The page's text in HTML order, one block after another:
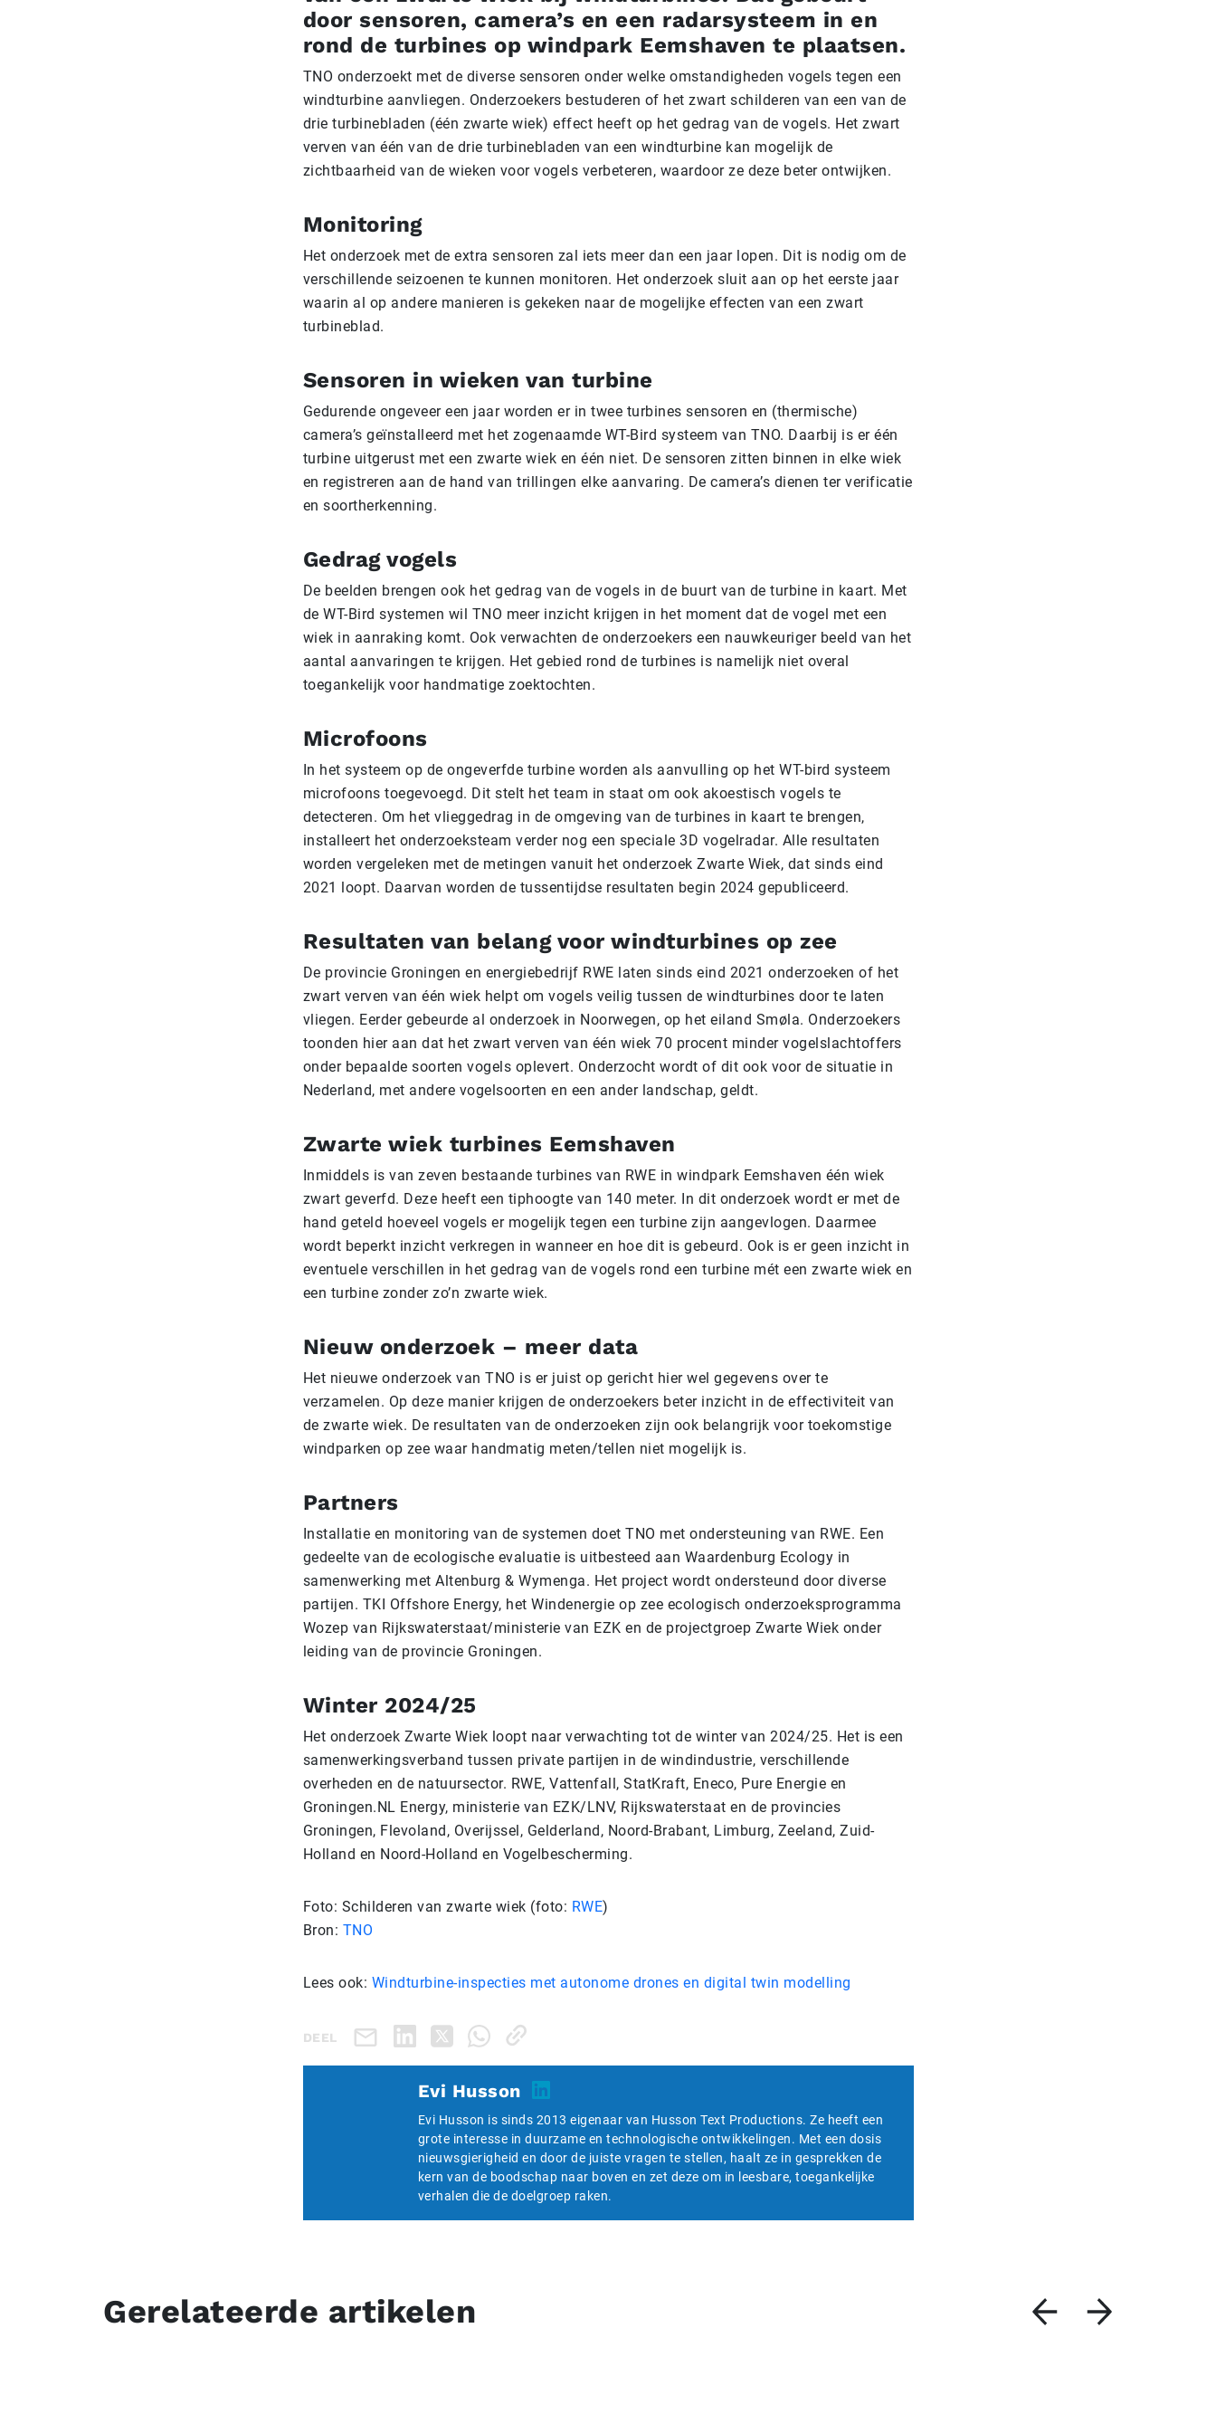
door sensoren, camera’s en een radarsysteem in en
rond de turbines op windpark Eemshaven te plaatsen.
TNO onderzoekt met de diverse sensoren onder welke omstandigheden vogels tegen een
windturbine aanvliegen. Onderzoekers bestuderen of het zwart schilderen van een van de
drie turbinebladen (één zwarte wiek) effect heeft op het gedrag van de vogels. Het zwart
verven van één van de drie turbinebladen van een windturbine kan mogelijk de
zichtbaarheid van de wieken voor vogels verbeteren, waardoor ze deze beter ontwijken.
Monitoring
Het onderzoek met de extra sensoren zal iets meer dan een jaar lopen. Dit is nodig om de
verschillende seizoenen te kunnen monitoren. Het onderzoek sluit aan op het eerste jaar
waarin al op andere manieren is gekeken naar de mogelijke effecten van een zwart
turbineblad.
Sensoren in wieken van turbine
Gedurende ongeveer een jaar worden er in twee turbines sensoren en (thermische)
camera’s geïnstalleerd met het zogenaamde WT-Bird systeem van TNO. Daarbij is er één
turbine uitgerust met een zwarte wiek en één niet. De sensoren zitten binnen in elke wiek
en registreren aan de hand van trillingen elke aanvaring. De camera’s dienen ter verificatie
en soortherkenning.
Gedrag vogels
De beelden brengen ook het gedrag van de vogels in de buurt van de turbine in kaart. Met
de WT-Bird systemen wil TNO meer inzicht krijgen in het moment dat de vogel met een
wiek in aanraking komt. Ook verwachten de onderzoekers een nauwkeuriger beeld van het
aantal aanvaringen te krijgen. Het gebied rond de turbines is namelijk niet overal
toegankelijk voor handmatige zoektochten.
Microfoons
In het systeem op de ongeverfde turbine worden als aanvulling op het WT-bird systeem
microfoons toegevoegd. Dit stelt het team in staat om ook akoestisch vogels te
detecteren. Om het vlieggedrag in de omgeving van de turbines in kaart te brengen,
installeert het onderzoeksteam verder nog een speciale 3D vogelradar. Alle resultaten
worden vergeleken met de metingen vanuit het onderzoek Zwarte Wiek, dat sinds eind
2021 loopt. Daarvan worden de tussentijdse resultaten begin 2024 gepubliceerd.
Resultaten van belang voor windturbines op zee
De provincie Groningen en energiebedrijf RWE laten sinds eind 2021 onderzoeken of het
zwart verven van één wiek helpt om vogels veilig tussen de windturbines door te laten
vliegen. Eerder gebeurde al onderzoek in Noorwegen, op het eiland Smøla. Onderzoekers
toonden hier aan dat het zwart verven van één wiek 70 procent minder vogelslachtoffers
onder bepaalde soorten vogels oplevert. Onderzocht wordt of dit ook voor de situatie in
Nederland, met andere vogelsoorten en een ander landschap, geldt.
Zwarte wiek turbines Eemshaven
Inmiddels is van zeven bestaande turbines van RWE in windpark Eemshaven één wiek
zwart geverfd. Deze heeft een tiphoogte van 140 meter. In dit onderzoek wordt er met de
hand geteld hoeveel vogels er mogelijk tegen een turbine zijn aangevlogen. Daarmee
wordt beperkt inzicht verkregen in wanneer en hoe dit is gebeurd. Ook is er geen inzicht in
eventuele verschillen in het gedrag van de vogels rond een turbine mét een zwarte wiek en
een turbine zonder zo’n zwarte wiek.
Nieuw onderzoek – meer data
Het nieuwe onderzoek van TNO is er juist op gericht hier wel gegevens over te
verzamelen. Op deze manier krijgen de onderzoekers beter inzicht in de effectiviteit van
de zwarte wiek. De resultaten van de onderzoeken zijn ook belangrijk voor toekomstige
windparken op zee waar handmatig meten/tellen niet mogelijk is.
Partners
Installatie en monitoring van de systemen doet TNO met ondersteuning van RWE. Een
gedeelte van de ecologische evaluatie is uitbesteed aan Waardenburg Ecology in
samenwerking met Altenburg & Wymenga. Het project wordt ondersteund door diverse
partijen. TKI Offshore Energy, het Windenergie op zee ecologisch onderzoeksprogramma
Wozep van Rijkswaterstaat/ministerie van EZK en de projectgroep Zwarte Wiek onder
leiding van de provincie Groningen.
Winter 2024/25
Het onderzoek Zwarte Wiek loopt naar verwachting tot de winter van 2024/25. Het is een
samenwerkingsverband tussen private partijen in de windindustrie, verschillende
overheden en de natuursector. RWE, Vattenfall, StatKraft, Eneco, Pure Energie en
Groningen.NL Energy, ministerie van EZK/LNV, Rijkswaterstaat en de provincies
Groningen, Flevoland, Overijssel, Gelderland, Noord-Brabant, Limburg, Zeeland, Zuid-
Holland en Noord-Holland en Vogelbescherming.
Foto: Schilderen van zwarte wiek (foto: RWE)
Bron: TNO
Lees ook: Windturbine-inspecties met autonome drones en digital twin modelling
DEEL
Evi Husson
Evi Husson is sinds 2013 eigenaar van Husson Text Productions. Ze heeft een
grote interesse in duurzame en technologische ontwikkelingen. Met een dosis
nieuwsgierigheid en door de juiste vragen te stellen, haalt ze in gesprekken de
kern van de boodschap naar boven en zet deze om in leesbare, toegankelijke
verhalen die de doelgroep raken.
Gerelateerde artikelen